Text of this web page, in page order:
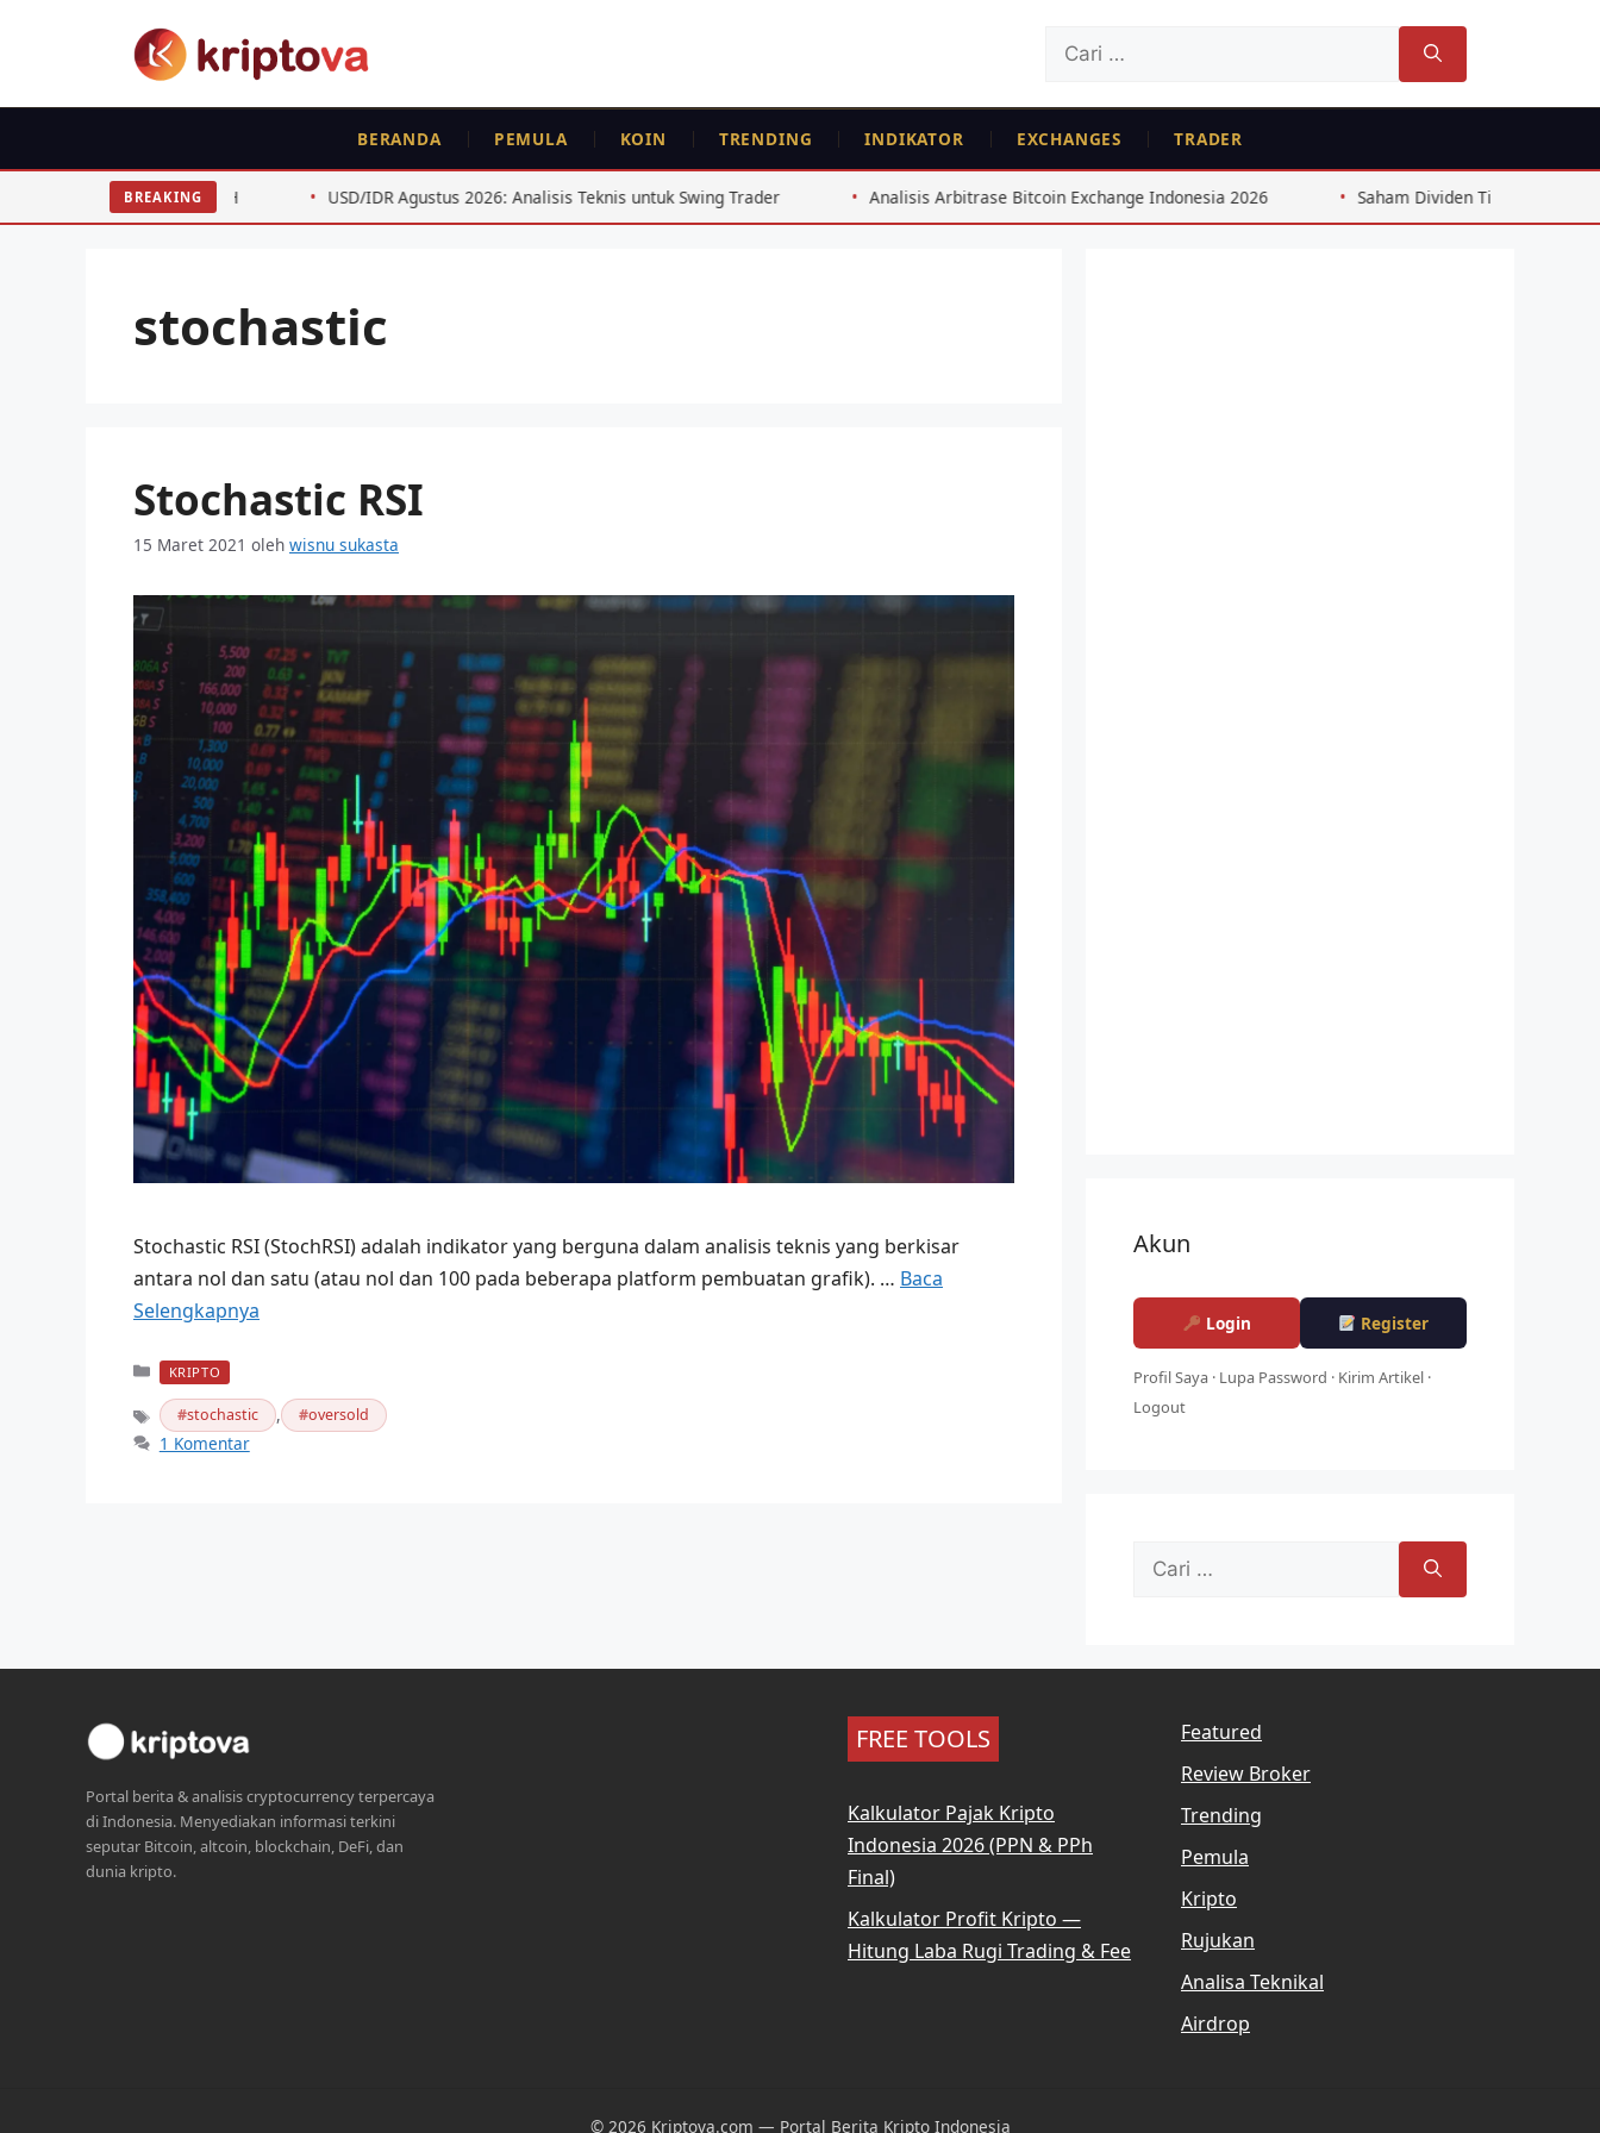
Cari
BERANDA PEMULA KOIN TRENDING INDIKATOR EXCHANGES TRADER
BREAKING
Harga BTC ETH USD/IDR Agustus 2026: Analisis Teknis untuk Swing Trader Analisis Arbitrase Bitcoin Exchange Indonesia 2026 Saham Dividen Tinggi Indonesia: Strategi
stochastic
Stochastic RSI
15 Maret 2021 oleh wisnu sukasta
Stochastic RSI (StochRSI) adalah indikator yang berguna dalam analisis teknis yang berkisar
antara nol dan satu (atau nol dan 100 pada beberapa platform pembuatan grafik). … Baca
Selengkapnya
Kategori
KRIPTO
Tag stochastic , oversold
1 Komentar
Akun
Login Register
Profil Saya · Lupa Password · Kirim Artikel ·
Logout
Cari
Portal berita & analisis cryptocurrency terpercaya
di Indonesia. Menyediakan informasi terkini
seputar Bitcoin, altcoin, blockchain, DeFi, dan
dunia kripto.
FREE TOOLS
Kalkulator Pajak Kripto
Indonesia 2026 (PPN & PPh
Final)
Kalkulator Profit Kripto —
Hitung Laba Rugi Trading & Fee
Featured
Review Broker
Trending
Pemula
Kripto
Rujukan
Analisa Teknikal
Airdrop
© 2026 Kriptova.com — Portal Berita Kripto Indonesia